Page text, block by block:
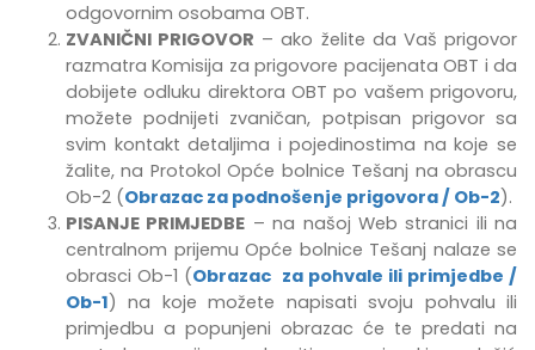
odgovornim osobama OBT.
ZVANIČNI PRIGOVOR – ako želite da Vaš prigovor
razmatra Komisija za prigovore pacijenata OBT i da
dobijete odluku direktora OBT po vašem prigovoru,
možete podnijeti zvaničan, potpisan prigovor sa
svim kontakt detaljima i pojedinostima na koje se
žalite, na Protokol Opće bolnice Tešanj na obrascu
Ob-2 (Obrazac za podnošenje prigovora / Ob-2).
PISANJE PRIMJEDBE –na našoj Web stranici ili na
centralnom prijemu Opće bolnice Tešanj nalaze se
obrasci Ob-1 (Obrazac za pohvale ili primjedbe /
Ob-1) na koje možete napisati svoju pohvalu ili
primjedbu a popunjeni obrazac će te predati na